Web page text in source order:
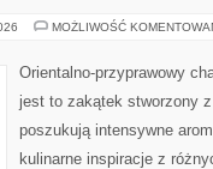
MOŻLIWOŚĆ
Orientalno-przyprawowy
jest to zakątek stworzony
poszukują intensywne
kulinarne inspiracje z